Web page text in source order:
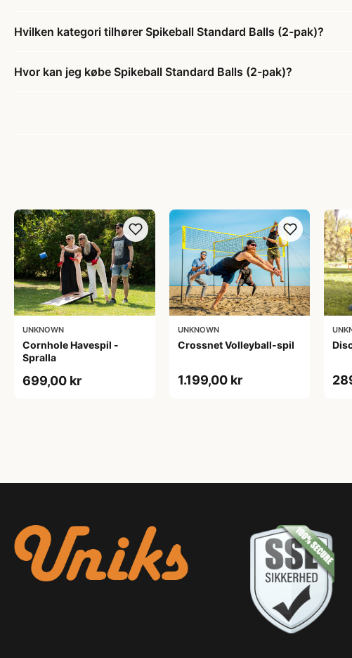
Hvilken kategori tilhører Spikeball Standard Balls (2-pak)?
Hvor kan jeg købe Spikeball Standard Balls (2-pak)?
UNKNOWN
Cornhole Havespil -
Spralla
699,00 kr
UNKNOWN
Crossnet Volleyball-spil
1.199,00 kr